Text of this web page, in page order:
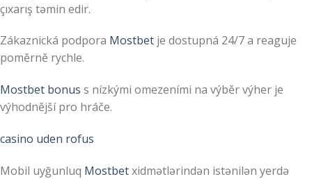
çıxarış təmin edir.
Zákaznická podpora Mostbet je dostupná 24/7 a reaguje
poměrně rychle.
Mostbet bonus s nízkými omezeními na výběr výher je
výhodnější pro hráče.
casino uden rofus
Mobil uyğunluq Mostbetxidmətlərindən istənilən yerdə